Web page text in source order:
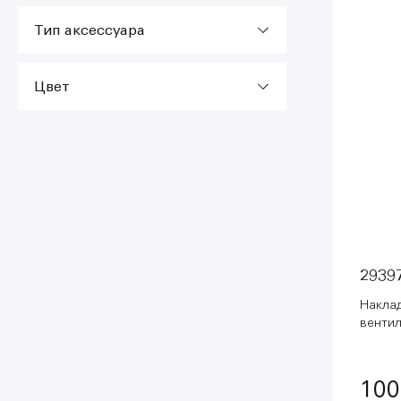
Тип аксессуара
Цвет